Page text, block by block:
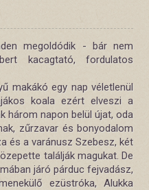
megoldódik - bár nem
kacagtató, fordulatos
makákó egy nap véletlenül
koala ezért elveszi a
három napon belül újat, oda
zűrzavar és bonyodalom
és a varánusz Szebesz, két
találják magukat. De
járó párduc fejvadász,
ezüstróka, Alukka